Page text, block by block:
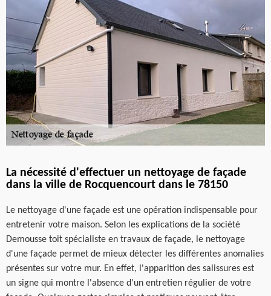
La nécessité d'effectuer un nettoyage de façade
dans la ville de Rocquencourt dans le 78150
Le nettoyage d'une façade est une opération indispensable pour
entretenir votre maison. Selon les explications de la société
Demousse toit spécialiste en travaux de façade, le nettoyage
d'une façade permet de mieux détecter les différentes anomalies
présentes sur votre mur. En effet, l'apparition des salissures est
un signe qui montre l'absence d'un entretien régulier de votre